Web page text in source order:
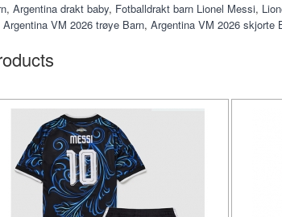
, Argentina drakt baby, Fotballdrakt barn Lionel Messi,
Argentina VM 2026 trøye Barn, Argentina VM 2026 skjorte